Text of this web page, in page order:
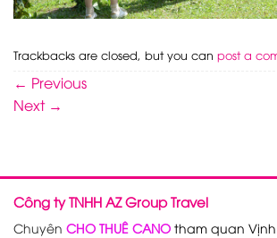
Trackbacks are closed, but you can post a
← Previous
Next →
Công ty TNHH AZ Group Travel
Chuyên CHO THUÊ CANO tham quan Vịnh